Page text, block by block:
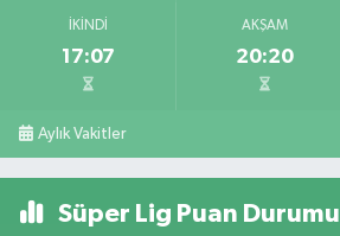
İKINDI
17:07
AKŞAM
20:20
Aylık Vakitler
Süper Lig Puan Durumu